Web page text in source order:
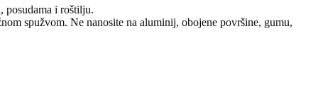
posudama i roštilju.
spužvom. Ne nanosite na aluminij, obojene površine, gumu,